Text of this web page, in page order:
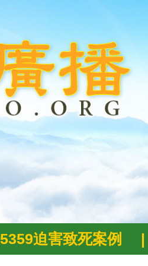
5359迫害致死案例 |